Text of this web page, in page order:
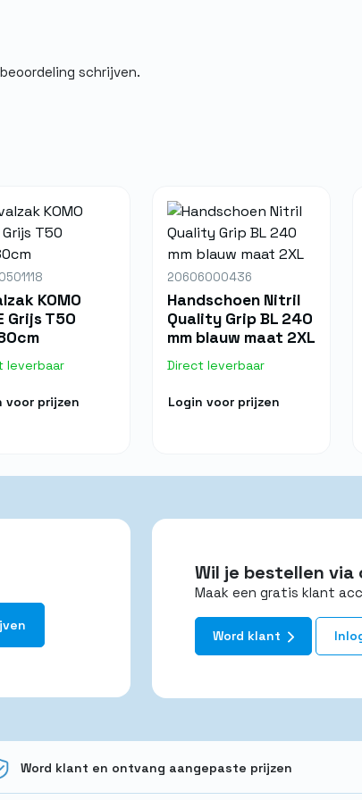
schrijven.
KOMO
Grijs T50
leverbaar
voor prijzen
20606000436
Handschoen Nitril
Quality Grip BL 240
mm blauw maat 2XL
Direct leverbaar
Login voor prijzen
Wil je bestellen via
Maak een gratis klant
Word klant
Word klant en ontvang aangepaste prijzen